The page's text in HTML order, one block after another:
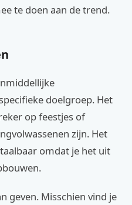
te doen aan de trend.
doelgroep. Het
op feestjes of
zijn. Het
omdat je het uit
geven. Misschien vind je